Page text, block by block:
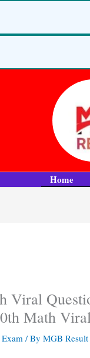
Home
Viral
Math
/ ByMGB Result